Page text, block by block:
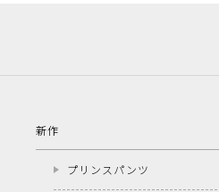
新作
プリンスパンツ